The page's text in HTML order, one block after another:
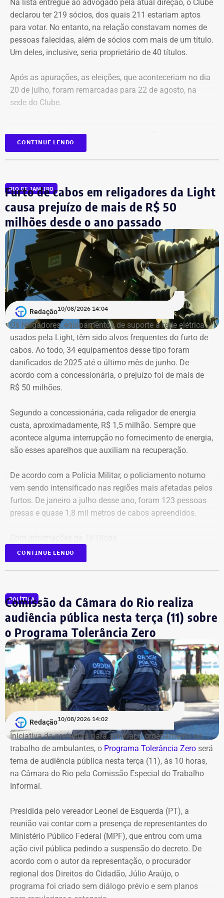
Na lista entregue ao advogado pela atual direção, o Clube
declarou ter 219 sócios, dos quais 211 estariam aptos
para votar. No entanto, na relação constavam nomes de
pessoas falecidas, além de sócios com mais de um título.
Um deles, inclusive, seria proprietário de 40 títulos.
Após as apurações, as eleições, que aconteceriam no dia
20 de julho, foram remarcadas para 22 de agosto, na
sede do Clube.
Nova eleição acontece após quase
três décadas sob a mesma gestão
sócios que denunciaram o cenário de deterioração e a
ausência de eleições desde 1998. A tradicional área de
lazer com cerca de 12 mil metros quadrados tem vistas
para o Cristo Redentor, Lagoa e Praia do Leblon.
O Clube foi fundado na década de 1970 e luta — há um
bom tempo — para superar uma crise institucional
prolongada.
Com informações do colunista Ancelmo Gois, do Jornal
“O Globo”.
CONTINUE LENDO
RIO DE JANEIRO
Furto de cabos em religadores da Light
causa prejuízo de mais de R$ 50
milhões desde o ano passado
Redação10/08/2026 14:04
Os religadores, equipamentos de suporte à rede elétrica
usados pela Light, têm sido alvos frequentes do furto de
cabos. Ao todo, 34 equipamentos desse tipo foram
danificados de 2025 até o último mês de junho. De
acordo com a concessionária, o prejuízo foi de mais de
R$ 50 milhões.
Segundo a concessionária, cada religador de energia
custa, aproximadamente, R$ 1,5 milhão. Sempre que
acontece alguma interrupção no fornecimento de energia,
são esses aparelhos que auxiliam na recuperação.
De acordo com a Polícia Militar, o policiamento noturno
vem sendo intensificado nas regiões mais afetadas pelos
furtos. De janeiro a julho desse ano, foram 123 pessoas
presas e quase 1,8 mil metros de cabos apreendidos.
CONTINUE LENDO
POLÍTICA
Comissão da Câmara do Rio realiza
audiência pública nesta terça (11) sobre
o Programa Tolerância Zero
Redação10/08/2026 14:02
Iniciativa da prefeitura para ampliar o ordenamento no
trabalho de ambulantes, o Programa Tolerância Zero será
tema de audiência pública nesta terça (11), às 10 horas,
na Câmara do Rio pela Comissão Especial do Trabalho
Informal.
Presidida pelo vereador Leonel de Esquerda (PT), a
reunião vai contar com a presença de representantes do
Ministério Público Federal (MPF), que entrou com uma
ação civil pública pedindo a suspensão do decreto. De
acordo com o autor da representação, o procurador
regional dos Direitos do Cidadão, Júlio Araújo, o
programa foi criado sem diálogo prévio e sem planos